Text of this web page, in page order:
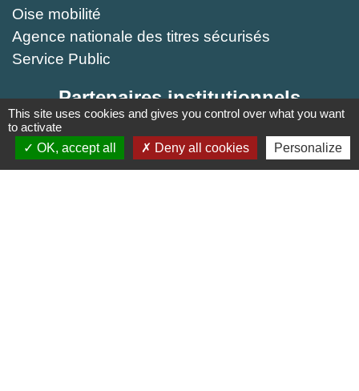
Oise mobilité
Agence nationale des titres sécurisés
Service Public
Partenaires institutionnels
Région Hauts-de-France
This site uses cookies and gives you control over what you want
to activate
OK, accept all
Deny all cookies Personalize